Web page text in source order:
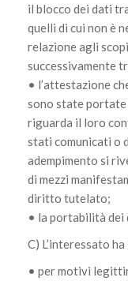
il blocco dei dati
quelli di cui non è
relazione agli
successivamente
• l’attestazione
sono state portate
riguarda il loro
stati comunicati o
adempimento si
di mezzi
diritto tutelato;
• la portabilità dei
C) L’interessato
• per motivi